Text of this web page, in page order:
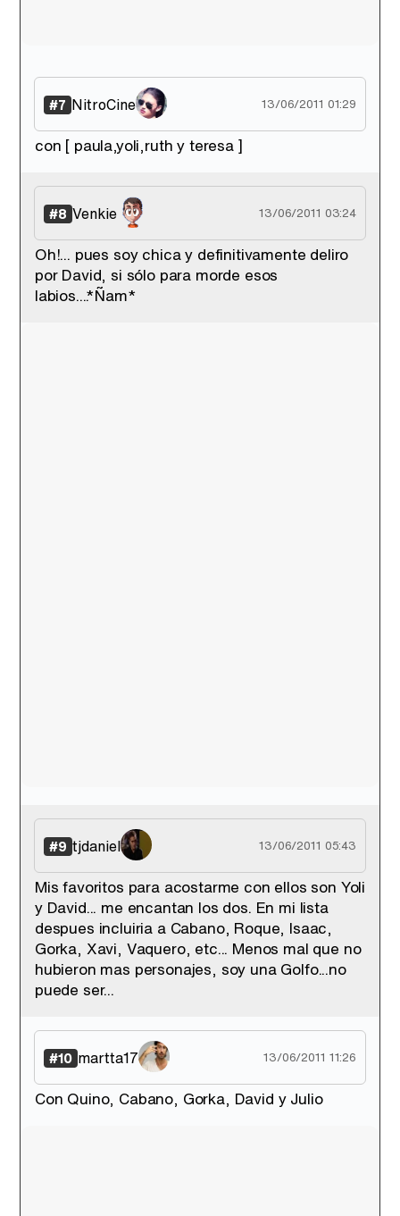
#7 NitroCine 13/06/2011 01:29
con [ paula,yoli,ruth y teresa ]
#8 Venkie 13/06/2011 03:24
Oh!... pues soy chica y definitivamente deliro
por David, si sólo para morde esos
labios....*Ñam*
#9 tjdaniel 13/06/2011 05:43
Mis favoritos para acostarme con ellos son Yoli
y David... me encantan los dos. En mi lista
despues incluiria a Cabano, Roque, Isaac,
Gorka, Xavi, Vaquero, etc... Menos mal que no
hubieron mas personajes, soy una Golfo...no
puede ser...
#10 martta17 13/06/2011 11:26
Con Quino, Cabano, Gorka, David y Julio